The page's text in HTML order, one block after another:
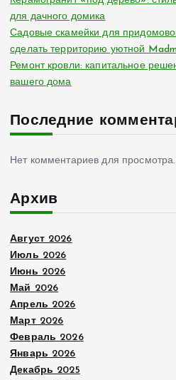
для дачного домика
Садовые скамейки для
сделать территорию уютной
Ремонт кровли: капитальное
вашего дома
Последние
Нет комментариев для просмотра.
Архив
Август 2026
Июль 2026
Июнь 2026
Май 2026
Апрель 2026
Март 2026
Февраль 2026
Январь 2026
Декабрь 2025